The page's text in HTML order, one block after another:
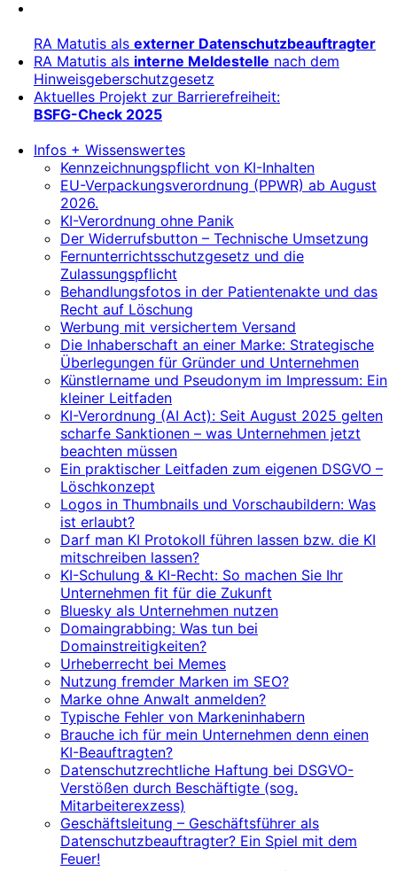
RA Matutis als externer Datenschutzbeauftragter
RA Matutis als interne Meldestelle nach dem
Hinweisgeberschutzgesetz
Aktuelles Projekt zur Barrierefreiheit:
BSFG-Check 2025
Infos + Wissenswertes
Kennzeichnungspflicht von KI-Inhalten
EU-Verpackungsverordnung (PPWR) ab August
2026.
KI-Verordnung ohne Panik
Der Widerrufsbutton – Technische Umsetzung
Fernunterrichtsschutzgesetz und die
Zulassungspflicht
Behandlungsfotos in der Patientenakte und das
Recht auf Löschung
Werbung mit versichertem Versand
Die Inhaberschaft an einer Marke: Strategische
Überlegungen für Gründer und Unternehmen
Künstlername und Pseudonym im Impressum: Ein
kleiner Leitfaden
KI-Verordnung (AI Act): Seit August 2025 gelten
scharfe Sanktionen – was Unternehmen jetzt
beachten müssen
Ein praktischer Leitfaden zum eigenen DSGVO –
Löschkonzept
Logos in Thumbnails und Vorschaubildern: Was
ist erlaubt?
Darf man KI Protokoll führen lassen bzw. die KI
mitschreiben lassen?
KI-Schulung & KI-Recht: So machen Sie Ihr
Unternehmen fit für die Zukunft
Bluesky als Unternehmen nutzen
Domaingrabbing: Was tun bei
Domainstreitigkeiten?
Urheberrecht bei Memes
Nutzung fremder Marken im SEO?
Marke ohne Anwalt anmelden?
Typische Fehler von Markeninhabern
Brauche ich für mein Unternehmen denn einen
KI-Beauftragten?
Datenschutzrechtliche Haftung bei DSGVO-
Verstößen durch Beschäftigte (sog.
Mitarbeiterexzess)
Geschäftsleitung – Geschäftsführer als
Datenschutzbeauftragter? Ein Spiel mit dem
Feuer!